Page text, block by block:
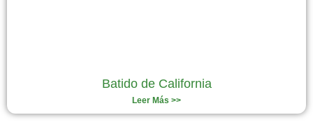
Batido de California
Leer Más >>